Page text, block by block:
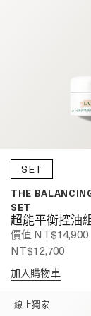
SET
THE
SET
超能平衡控油
價值 NT$14,900
NT$12,700
加入購物車
線上獨家